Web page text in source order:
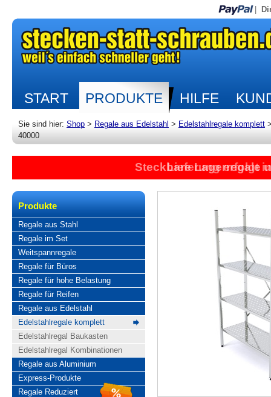
START PRODUKTE HILFE
Sie sind hier: Shop > Regale aus Edelstahl > Edelstahlregale komplett
40000
Steckbare Lagerregale
Lieferung erfolgt
Produkte
Regale aus Stahl
Regale im Set
Weitspannregale
Regale für Büros
Regale für hohe Belastung
Regale für Reifen
Regale aus Edelstahl
Edelstahlregale komplett
Edelstahlregal Baukasten
Edelstahlregal Kombinationen
Regale aus Aluminium
Express-Produkte
Regale Reduziert